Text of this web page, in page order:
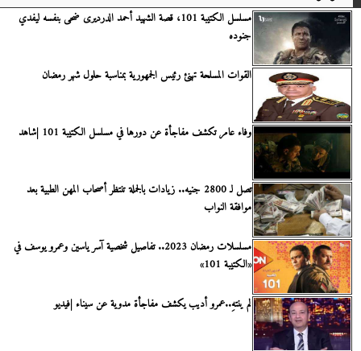
مسلسل الكتيبة 101، قصة الشهيد أحمد الدرديرى ضحى بنفسه ليفدي
جنوده
القوات المسلحة تهنئ رئيس الجمهورية بمناسبة حلول شهر رمضان
وفاء عامر تكشف مفاجأة عن دورها في مسلسل الكتيبة 101 |شاهد
تصل لـ 2800 جنيه.. زيادات بالجملة تنتظر أصحاب المهن الطبية بعد
موافقة النواب
مسلسلات رمضان 2023.. تفاصيل شخصية آسر ياسين وعمرو يوسف في
«الكتيبة 101»
لم ينتهِ..عمرو أديب يكشف مفاجأة مدوية عن سيناء |فيديو